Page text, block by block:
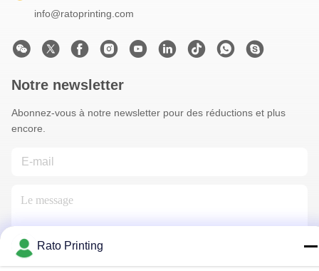
info@ratoprinting.com
Notre newsletter
Abonnez-vous à notre newsletter pour des réductions et plus
encore.
Rato Printing